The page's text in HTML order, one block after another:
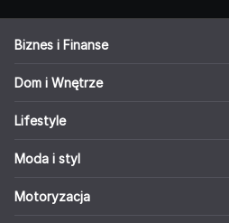
Biznes i Finanse
Dom i Wnętrze
Lifestyle
Moda i styl
Motoryzacja